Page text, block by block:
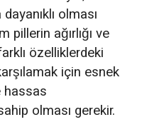
olması
pillerin ağırlığı ve
özelliklerdeki
için esnek
hassas
olması gerekir.